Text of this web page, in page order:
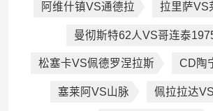
阿维什镇VS通德拉 拉里萨VS
曼彻斯特62人VS哥连泰
松塞卡VS佩德罗涅拉斯 CD陶
塞莱阿VS山脉 佩拉拉达